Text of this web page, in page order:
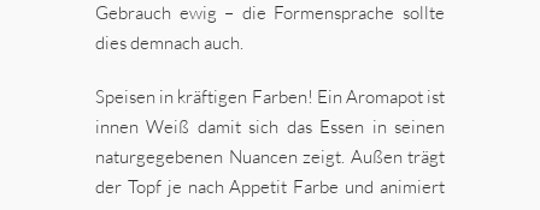
Gebrauch ewig – die Formensprache sollte
dies demnach auch.
Speisen in kräftigen Farben! Ein Aromapot ist
innen Weiß damit sich das Essen in seinen
naturgegebenen Nuancen zeigt. Außen trägt
der Topf je nach Appetit Farbe und animiert